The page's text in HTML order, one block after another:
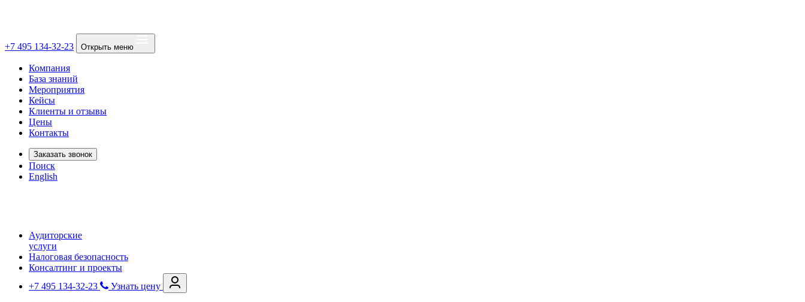
+7 495 134-32-23 Открыть меню
Компания
База знаний
Мероприятия
Кейсы
Клиенты и отзывы
Цены
Контакты
Заказать звонок
Поиск
English
Аудиторские
услуги
Налоговая безопасность
Консалтинг и проекты
+7 495 134-32-23
Узнать цену